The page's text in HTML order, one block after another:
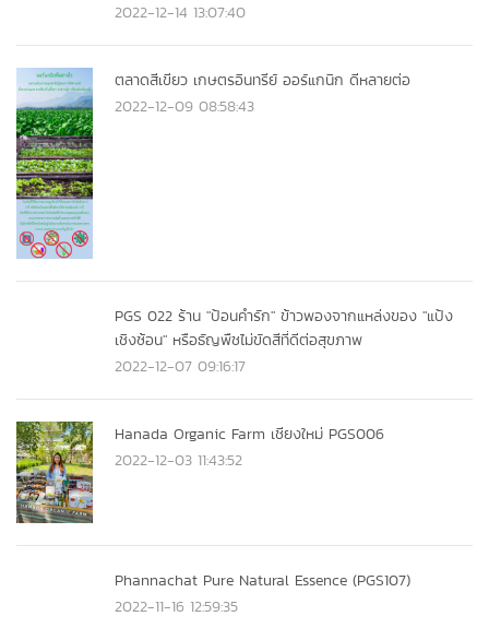
2022-12-14 13:07:40
ตลาดสีเขียว เกษตรอินทรีย์ ออร์แกนิก ดีหลายต่อ
2022-12-09 08:58:43
PGS 022 ร้าน "ป้อนคำรัก" ข้าวพองจากแหล่งของ "แป้ง
เชิงซ้อน" หรือธัญพืชไม่ขัดสีที่ดีต่อสุขภาพ
2022-12-07 09:16:17
Hanada Organic Farm เชียงใหม่ PGS006
2022-12-03 11:43:52
Phannachat Pure Natural Essence (PGS107)
2022-11-16 12:59:35